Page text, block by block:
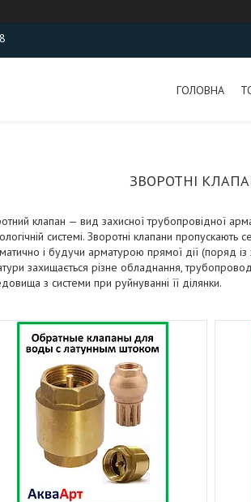
ГОЛОВНА
ЗВОРОТНІ
клапан — вид захисної трубопровідної
системі. Зворотні клапани
і будучи арматурою прямої дії (поряд
захищається різне обладнання,
з системи при руйнуванні її ділянки.